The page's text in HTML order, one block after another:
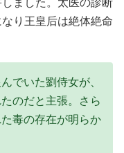
り王皇后は絶体絶命
でいた劉侍女が、
のだと主張。さら
毒の存在が明らか